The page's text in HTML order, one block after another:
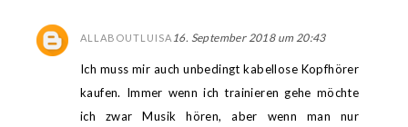
ALLABOUTLUISA16. September 2018 um 20:43
Ich muss mir auch unbedingt kabellose Kopfhörer
kaufen. Immer wenn ich trainieren gehe möchte
ich zwar Musik hören, aber wenn man nur